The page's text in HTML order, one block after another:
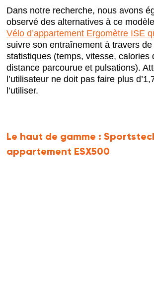
Dans notre recherche, nous avons
observé des alternatives à ce
Vélo d’appartement Ergomètre ISE
suivre son entraînement à travers
statistiques (temps, vitesse, calories
distance parcourue et pulsations).
l’utilisateur ne doit pas faire plus
l’utiliser.
Le haut de gamme :
appartement ESX500